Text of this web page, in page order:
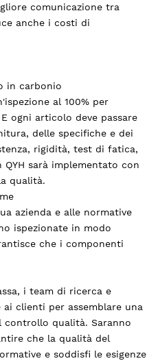
comunicazione tra
anche i costi di
in carbonio
al 100% per
ogni articolo deve passare
delle specifiche e dei
rigidità, test di fatica,
sarà implementato con
qualità.
azienda e alle normative
ispezionate in modo
che i componenti
i team di ricerca e
clienti per assemblare una
controllo qualità. Saranno
che la qualità del
e soddisfi le esigenze